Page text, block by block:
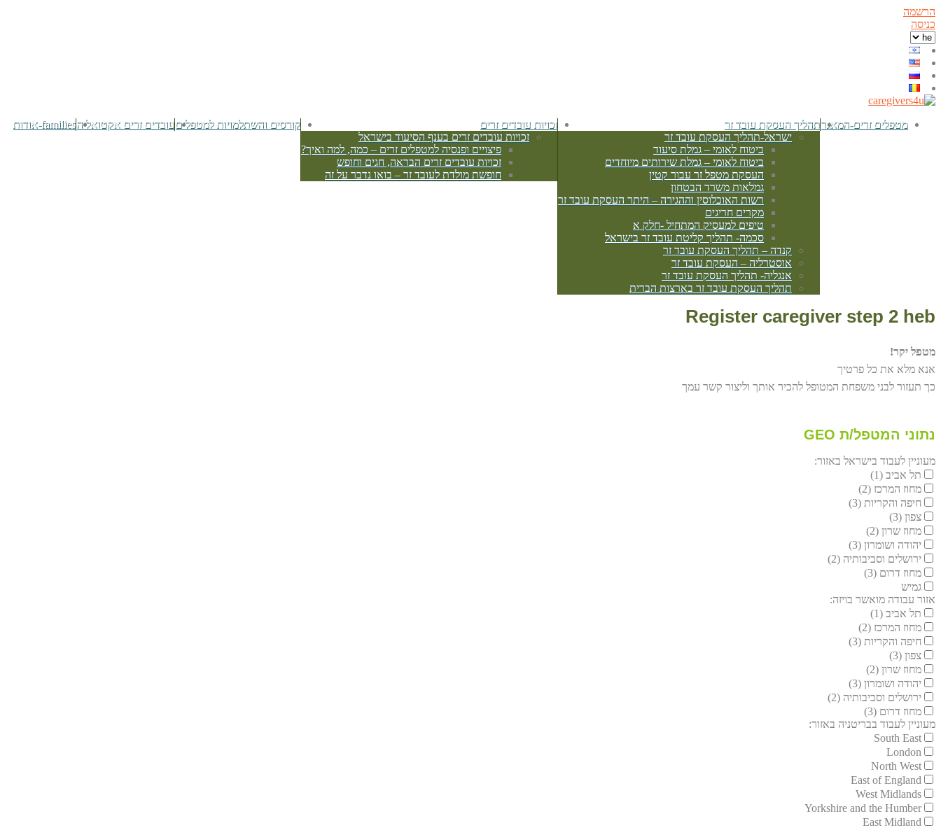
הרשמה
כניסה
מטפלים זרים-המאגרתהליך העסקת עובד זר
ישראל-תהליך העסקת עובד זר
ביטוח לאומי – גמלת סיעוד
ביטוח לאומי – גמלת שירותים מיוחדים
העסקת מטפל זר עבור קטין
גמלאות משרד הבטחון
רשות האוכלוסין וההגירה – היתר העסקת עובד זר
מקרים חריגים
טיפים למעסיק המתחיל -חלק א
סכמה- תהליך קליטת עובד זר בישראל
קנדה – תהליך העסקת עובד זר
אוסטרליה – העסקת עובד זר
אנגליה- תהליך העסקת עובד זר
תהליך העסקת עובד זר בארצות הברית
זכויות עובדים זרים
זכויות עובדים זרים בענף הסיעוד בישראל
פיצויים ופנסיה למטפלים זרים – כמה, למה ואיך?
זכויות עובדים זרים הבראה, חגים וחופש
חופשת מולדת לעובד זר – בואו נדבר על זה
קורסים והשתלמויות למטפליםעובדים זרים אקטואליהfamilies-אודות
Register caregiver step 2 heb
מטפל יקר!
אנא מלא את כל פרטיך
כך תעזור לבני משפחת המטופל להכיר אותך וליצור קשר עמך
נתוני המטפל/ת GEO
מעוניין לעבוד בישראל באזור:
תל אביב (1)
מחוז המרכז (2)
חיפה והקריות (3)
צפון (3)
מחוז שרון (2)
יהודה ושומרון (3)
ירושלים וסביבותיה (2)
מחוז דרום (3)
גמיש
אזור עבודה מואשר בויזה:
תל אביב (1)
מחוז המרכז (2)
חיפה והקריות (3)
צפון (3)
מחוז שרון (2)
יהודה ושומרון (3)
ירושלים וסביבותיה (2)
מחוז דרום (3)
מעוניין לעבוד בבריטניה באזור:
South East
London
North West
East of England
West Midlands
Yorkshire and the Humber
East Midland